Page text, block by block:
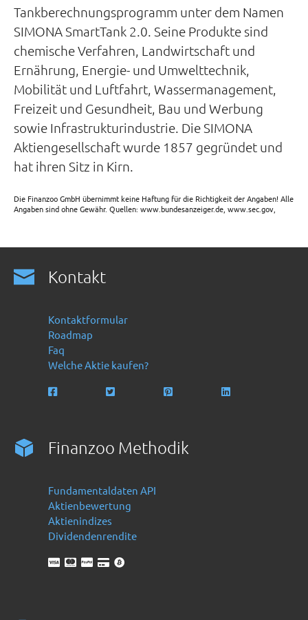
Tankberechnungsprogramm unter dem Namen
SIMONA SmartTank 2.0. Seine Produkte sind
chemische Verfahren, Landwirtschaft und
Ernährung, Energie- und Umwelttechnik,
Mobilität und Luftfahrt, Wassermanagement,
Freizeit und Gesundheit, Bau und Werbung
sowie Infrastrukturindustrie. Die SIMONA
Aktiengesellschaft wurde 1857 gegründet und
hat ihren Sitz in Kirn.
Die Finanzoo GmbH übernimmt keine Haftung für die Richtigkeit der Angaben! Alle
Angaben sind ohne Gewähr. Quellen: www.bundesanzeiger.de, www.sec.gov,
Kontakt
Kontaktformular
Roadmap
Faq
Welche Aktie kaufen?
Finanzoo Methodik
Fundamentaldaten API
Aktienbewertung
Aktienindizes
Dividendenrendite